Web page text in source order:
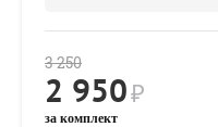
3 250
2 950₽
за комплект